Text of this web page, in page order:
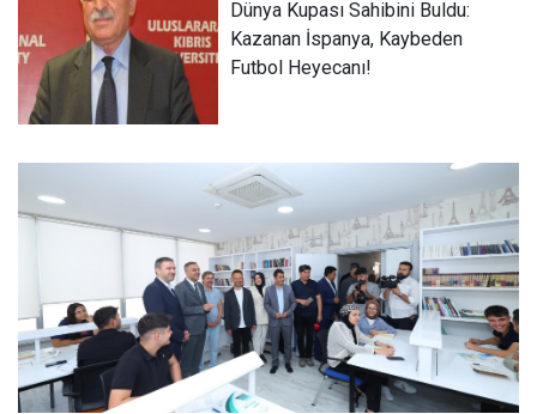
Dünya Kupası Sahibini Buldu:
Kazanan İspanya, Kaybeden
Futbol Heyecanı!